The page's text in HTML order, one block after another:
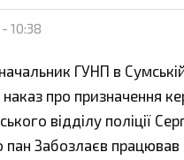
- 10:38
ГУНП в
наказ про призначення
відділу поліції
пан Забозлаєв